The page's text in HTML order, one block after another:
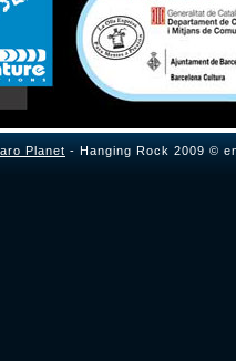
Planet - Hanging Rock 2009 ©